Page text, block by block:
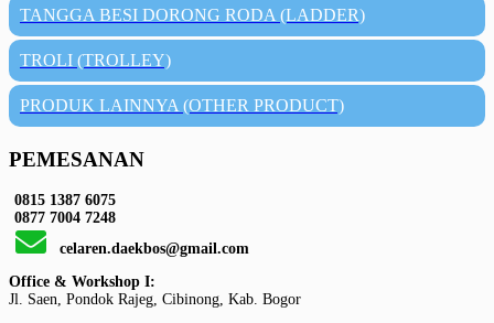
TANGGA BESI DORONG RODA (LADDER)
TROLI (TROLLEY)
PRODUK LAINNYA (OTHER PRODUCT)
PEMESANAN
0815 1387 6075
0877 7004 7248
celaren.daekbos@gmail.com
Office & Workshop I:
Jl. Saen, Pondok Rajeg, Cibinong, Kab. Bogor